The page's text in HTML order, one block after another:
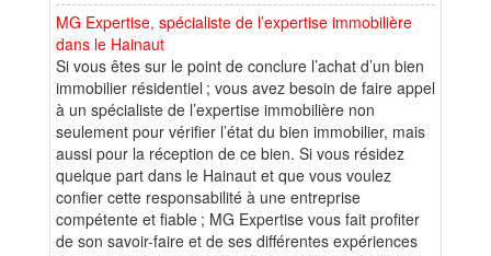
MG Expertise, spécialiste de l’expertise immobilière
dans le Hainaut
Si vous êtes sur le point de conclure l’achat d’un bien
immobilier résidentiel ; vous avez besoin de faire appel
à un spécialiste de l’expertise immobilière non
seulement pour vérifier l’état du bien immobilier, mais
aussi pour la réception de ce bien. Si vous résidez
quelque part dans le Hainaut et que vous voulez
confier cette responsabilité à une entreprise
compétente et fiable ; MG Expertise vous fait profiter
de son savoir-faire et de ses différentes expériences